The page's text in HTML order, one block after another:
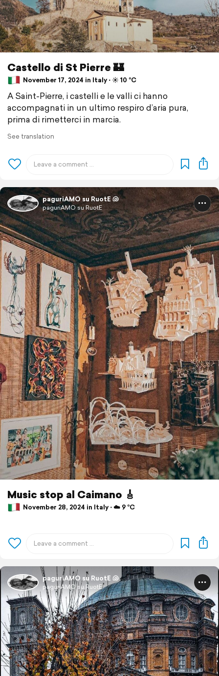
Castello di St Pierre 🏰
November 17, 2024 in Italy ⋅ ☀️ 10 °C
A Saint-Pierre, i castelli e le valli ci hanno
accompagnati in un ultimo respiro d’aria pura,
prima di rimetterci in marcia.
See translation
paguriAMO su RuotE 🐚
paguriAMO su RuotE
Music stop al Caimano 🎸
November 28, 2024 in Italy ⋅ ☁️ 9 °C
paguriAMO su RuotE 🐚
paguriAMO su RuotE